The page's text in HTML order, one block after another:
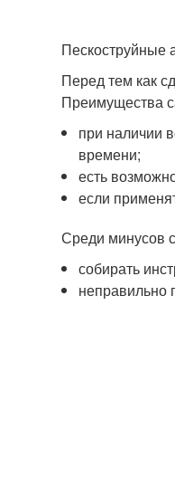
Пескоструйные
Перед тем как
Преимущества
при наличии
времени;
есть
если
Среди минусов
собирать
неправильно